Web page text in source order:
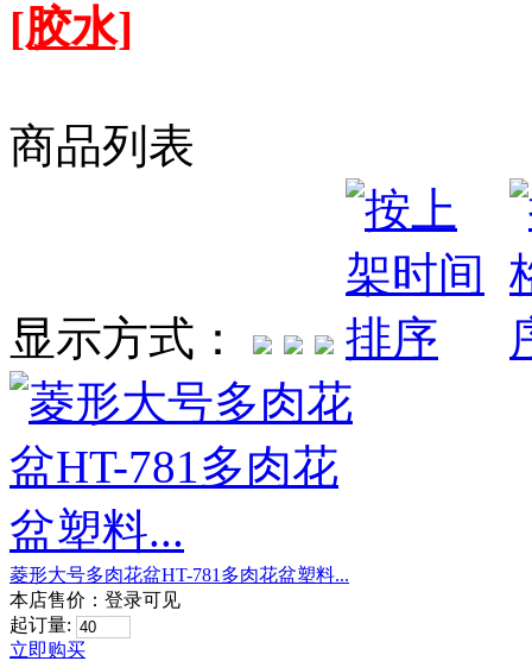
[胶水]
商品列表
显示方式：
菱形大号多肉花盆HT-781多肉花盆塑料...
本店售价： 登录可见
起订量:
立即购买